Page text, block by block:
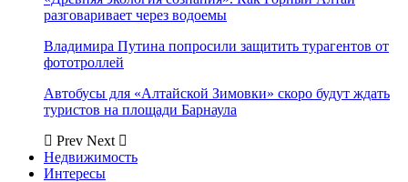
разговаривает через водоемы
Владимира Путина попросили защитить турагентов от
фототроллей
Автобусы для «Алтайской Зимовки» скоро будут ждать
туристов на площади Барнаула
Prev Next
Недвижимость
Интересы